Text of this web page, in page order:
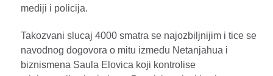
mediji i policija.
Takozvani slucaj 4000 smatra se najozbiljnijim i tice se
navodnog dogovora o mitu izmedu Netanjahua i
biznismena Saula Elovica koji kontrolise